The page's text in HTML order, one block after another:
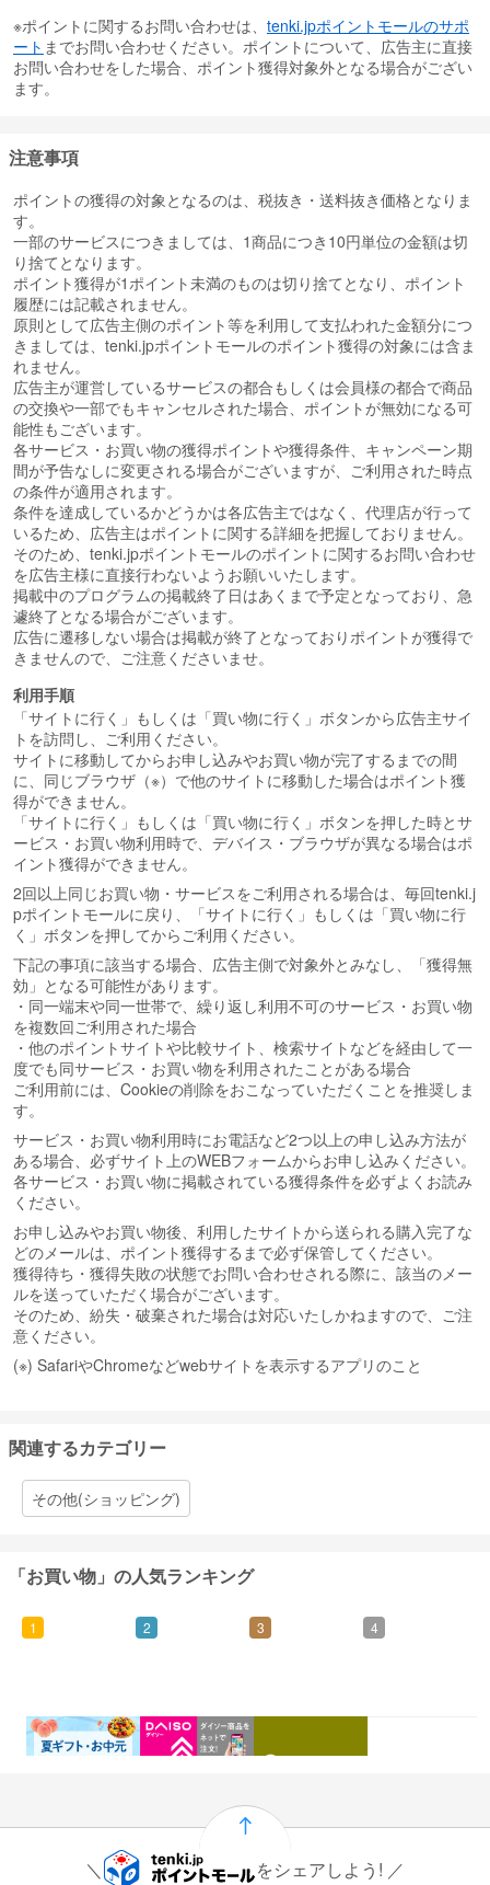
※ポイントに関するお問い合わせは、 tenki.jpポイントモールのサポ
ート までお問い合わせください。ポイントについて、広告主に直接
お問い合わせをした場合、ポイント獲得対象外となる場合がござい
ます。
注意事項
ポイントの獲得の対象となるのは、税抜き・送料抜き価格となりま
す。
一部のサービスにつきましては、1商品につき10円単位の金額は切
り捨てとなります。
ポイント獲得が1ポイント未満のものは切り捨てとなり、ポイント
履歴には記載されません。
原則として広告主側のポイント等を利用して支払われた金額分につ
きましては、tenki.jpポイントモールのポイント獲得の対象には含ま
れません。
広告主が運営しているサービスの都合もしくは会員様の都合で商品
の交換や一部でもキャンセルされた場合、ポイントが無効になる可
能性もございます。
各サービス・お買い物の獲得ポイントや獲得条件、キャンペーン期
間が予告なしに変更される場合がございますが、ご利用された時点
の条件が適用されます。
条件を達成しているかどうかは各広告主ではなく、代理店が行って
いるため、広告主はポイントに関する詳細を把握しておりません。
そのため、tenki.jpポイントモールのポイントに関するお問い合わせ
を広告主様に直接行わないようお願いいたします。
掲載中のプログラムの掲載終了日はあくまで予定となっており、急
遽終了となる場合がございます。
広告に遷移しない場合は掲載が終了となっておりポイントが獲得で
きませんので、ご注意くださいませ。
利用手順
「サイトに行く」もしくは「買い物に行く」ボタンから広告主サイ
トを訪問し、ご利用ください。
サイトに移動してからお申し込みやお買い物が完了するまでの間
に、同じブラウザ（※）で他のサイトに移動した場合はポイント獲
得ができません。
「サイトに行く」もしくは「買い物に行く」ボタンを押した時とサ
ービス・お買い物利用時で、デバイス・ブラウザが異なる場合はポ
イント獲得ができません。
2回以上同じお買い物・サービスをご利用される場合は、毎回tenki.j
pポイントモールに戻り、「サイトに行く」もしくは「買い物に行
く」ボタンを押してからご利用ください。
下記の事項に該当する場合、広告主側で対象外とみなし、「獲得無
効」となる可能性があります。
・同一端末や同一世帯で、繰り返し利用不可のサービス・お買い物
を複数回ご利用された場合
・他のポイントサイトや比較サイト、検索サイトなどを経由して一
度でも同サービス・お買い物を利用されたことがある場合
ご利用前には、Cookieの削除をおこなっていただくことを推奨しま
す。
サービス・お買い物利用時にお電話など2つ以上の申し込み方法が
ある場合、必ずサイト上のWEBフォームからお申し込みください。
各サービス・お買い物に掲載されている獲得条件を必ずよくお読み
ください。
お申し込みやお買い物後、利用したサイトから送られる購入完了な
どのメールは、ポイント獲得するまで必ず保管してください。
獲得待ち・獲得失敗の状態でお問い合わせされる際に、該当のメー
ルを送っていただく場合がございます。
そのため、紛失・破棄された場合は対応いたしかねますので、ご注
意ください。
(※) SafariやChromeなどwebサイトを表示するアプリのこと
関連するカテゴリー
その他(ショッピング)
「お買い物」の人気ランキング
1
0.46%還元
2
1.5%還元
3 4
をシェアしよう!